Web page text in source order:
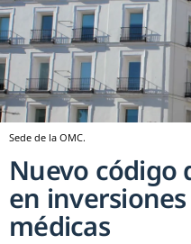
Sede de la OMC.
Nuevo código
en
médicas